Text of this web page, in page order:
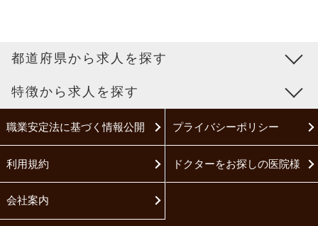
都道府県から求人を探す
特徴から求人を探す
職業安定法に基づく情報公開 プライバシーポリシー
利用規約 ドクターをお探しの医院様
会社案内